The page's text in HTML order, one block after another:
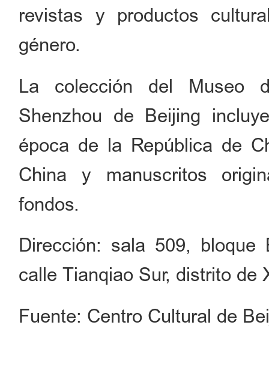
revistas y productos
género.
La colección del Museo
Shenzhou de Beijing
época de la República de
China y manuscritos
fondos.
Dirección: sala 509,
calle Tianqiao Sur, distrito de
Fuente: Centro Cultural de